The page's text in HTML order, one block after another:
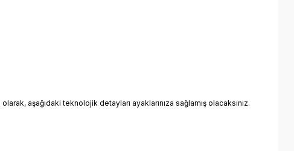
aşağıdaki teknolojik detayları ayaklarınıza sağlamış olacaksınız.